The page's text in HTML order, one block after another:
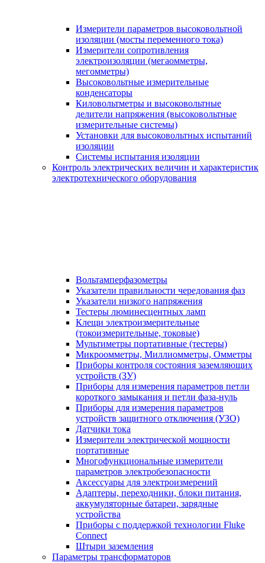
Измерители параметров высоковольтной
изоляции (мосты переменного тока)
Измерители сопротивления
электроизоляции (мегаомметры,
мегомметры)
Высоковольтные измерительные
конденсаторы
Киловольтметры и высоковольтные
делители напряжения (высоковольтные
измерительные системы)
Установки для высоковольтных испытаний
изоляции
Системы испытания изоляции
Контроль электрических величин и характеристик
электротехнического оборудования
Вольтамперфазометры
Указатели правильности чередования фаз
Указатели низкого напряжения
Тестеры люминесцентных ламп
Клещи электроизмерительные
(токоизмерительные, токовые)
Мультиметры портативные (тестеры)
Микроомметры, Миллиомметры, Омметры
Приборы контроля состояния заземляющих
устройств (ЗУ)
Приборы для измерения параметров петли
короткого замыкания и петли фаза-нуль
Приборы для измерения параметров
устройств защитного отключения (УЗО)
Датчики тока
Измерители электрической мощности
портативные
Многофункциональные измерители
параметров электробезопасности
Аксессуары для электроизмерений
Адаптеры, переходники, блоки питания,
аккумуляторные батареи, зарядные
устройства
Приборы с поддержкой технологии Fluke
Connect
Штыри заземления
Параметры трансформаторов